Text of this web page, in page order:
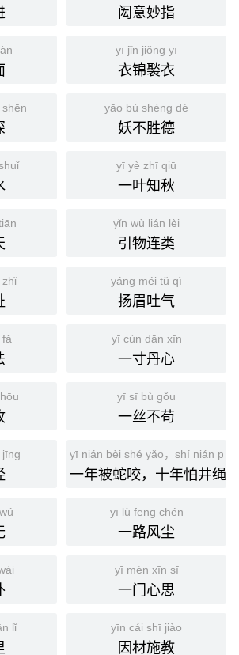
闳意妙指
yī jǐn jiǒng yī
衣锦褧衣
yāo bù shèng dé
妖不胜德
yī yè zhī qiū
一叶知秋
yǐn wù lián lèi
引物连类
zhǐ yáng méi tǔ qì
扬眉吐气
yī cùn dān xīn
一寸丹心
yī sī bù gǒu
一丝不苟
yī nián bèi shé yǎo，shí nián pà
一年被蛇咬，十年怕井绳
yī lù fēng chén
一路风尘
yī mén xīn sī
一门心思
lǐ yīn cái shī jiào
因材施教